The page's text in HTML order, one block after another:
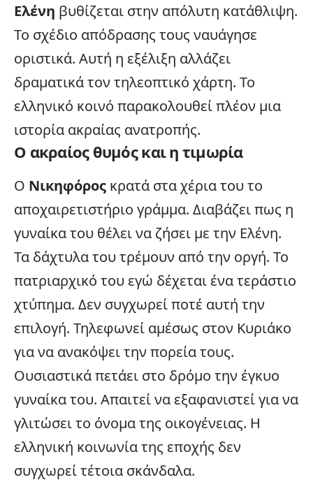
Ελένη βυθίζεται στην απόλυτη κατάθλιψη.
Το σχέδιο απόδρασης τους ναυάγησε
οριστικά. Αυτή η εξέλιξη αλλάζει
δραματικά τον τηλεοπτικό χάρτη. Το
ελληνικό κοινό παρακολουθεί πλέον μια
ιστορία ακραίας ανατροπής.
Ο ακραίος θυμός και η τιμωρία
Ο Νικηφόρος κρατά στα χέρια του το
αποχαιρετιστήριο γράμμα. Διαβάζει πως η
γυναίκα του θέλει να ζήσει με την Ελένη.
Τα δάχτυλα του τρέμουν από την οργή. Το
πατριαρχικό του εγώ δέχεται ένα τεράστιο
χτύπημα. Δεν συγχωρεί ποτέ αυτή την
επιλογή. Τηλεφωνεί αμέσως στον Κυριάκο
για να ανακόψει την πορεία τους.
Ουσιαστικά πετάει στο δρόμο την έγκυο
γυναίκα του. Απαιτεί να εξαφανιστεί για να
γλιτώσει το όνομα της οικογένειας. Η
ελληνική κοινωνία της εποχής δεν
συγχωρεί τέτοια σκάνδαλα.